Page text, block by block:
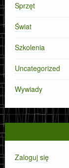
Sprzęt
Świat
Szkolenia
Uncategorized
Wywiady
Zaloguj się